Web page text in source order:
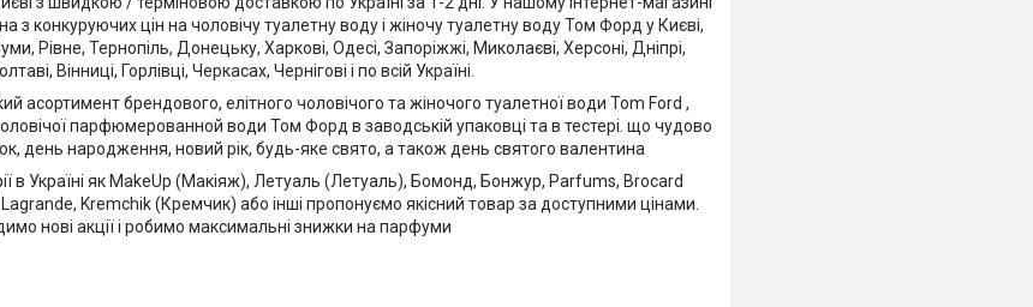
з конкуруючих цін на чоловічу туалетну воду і жіночу туалетну воду Том Форд у Києві,
Рівне, Тернопіль, Донецьку, Харкові, Одесі, Запоріжжі, Миколаєві, Херсоні, Дніпрі,
Вінниці, Горлівці, Черкасах, Чернігові і по всій Україні.
асортимент брендового, елітного чоловічого та жіночого туалетної води Tom Ford ,
парфюмерованной води Том Форд в заводській упаковці та в тестері. що чудово
день народження, новий рік, будь-яке свято, а також день святого валентина
в Україні як MakeUp (Макіяж), Летуаль (Летуаль), Бомонд, Бонжур, Parfums, Brocard
Kremchik (Кремчик) або інші пропонуємо якісний товар за доступними цінами.
нові акції і робимо максимальні знижки на парфуми